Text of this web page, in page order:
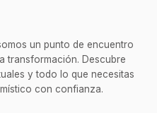
un punto de encuentro
transformación. Descubre
y todo lo que necesitas
con confianza.